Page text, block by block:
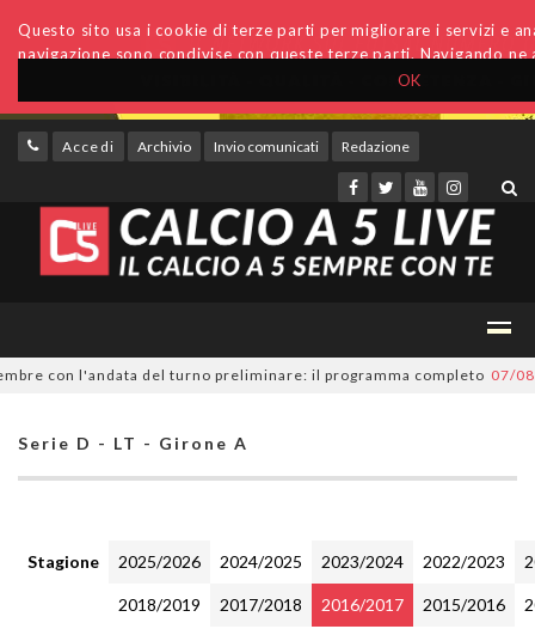
OK
Questo sito usa i cookie di terze parti per migliorare i servizi e
navigazione sono condivise con queste terze parti. Navigando
Accedi Archivio Invio comunicati Redazione
con l'andata del turno preliminare: il programma completo 07/08/
Serie D - LT - Girone A
Stagione 2025/2026 2024/2025 2023/2024 2022/2023
2018/2019 2017/2018 2016/2017 2015/2016